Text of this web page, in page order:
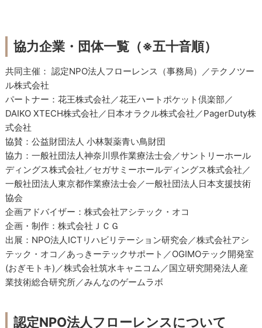
協力企業・団体一覧（※五十音順）
共同主催： 認定NPO法人フローレンス（事務局）／テクノツー
ル株式会社
パートナー：花王株式会社／花王ハートポケット倶楽部／
DAIKO XTECH株式会社／日本オラクル株式会社／PagerDuty株
式会社
協賛：公益財団法人 小林製薬青い鳥財団
協力：一般社団法人神奈川県作業療法士会／サントリーホール
ディングス株式会社／セガサミーホールディングス株式会社／
一般社団法人東京都作業療法士会／一般社団法人日本支援技術
協会
企画アドバイザー：株式会社アシテック・オコ
企画・制作：株式会社ＪＣＧ
出展：NPO法人ICTリハビリテーション研究会／株式会社アシ
テック・オコ／あっきーテックサポート／OGIMOテック開発室
(おぎモトキ)／株式会社筑水キャニコム／国立研究開発法人産
業技術総合研究所／みんなのゲームラボ
認定NPO法人フローレンスについて